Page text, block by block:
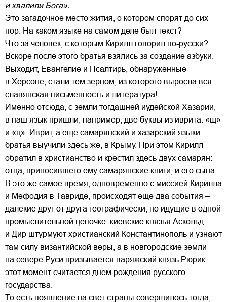
и хвалили Бога».
Это загадочное место жития, о котором спорят до сих
пор. На каком языке на самом деле был текст?
Что за человек, с которым Кирилл говорил по-русски?
Вскоре после этого братья взялись за создание азбуки.
Выходит, Евангелие и Псалтирь, обнаруженные
в Херсоне, стали тем зерном, из которого выросла вся
славянская письменность и литература!
Именно отсюда, с земли тогдашней иудейской Хазарии,
в наш язык пришли, например, две буквы из иврита: «щ»
и «ц». Иврит, а еще самарянский и хазарский языки
братья выучили здесь же, в Крыму. При этом Кирилл
обратил в христианство и крестил здесь двух самарян:
отца, приносившего ему самарянские книги, и его сына.
В это же самое время, одновременно с миссией Кирилла
и Мефодия в Тавриде, происходят еще два события –
далекие друг от друга географически, но идущие в одной
промыслительной цепочке: киевские князья Аскольд
и Дир штурмуют христианский Константинополь и узнают
там силу византийской веры, а в новгородские земли
на севере Руси призывается варяжский князь Рюрик –
этот момент считается днем рождения русского
государства.
То есть появление на свет страны совершилось тогда,